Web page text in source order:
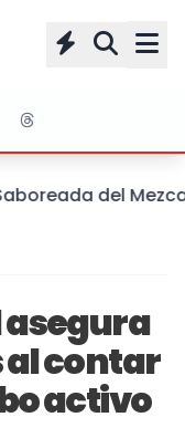
del
contar
activo